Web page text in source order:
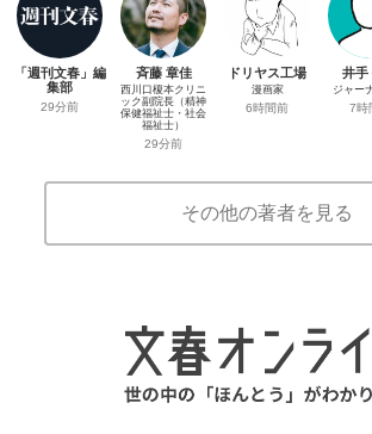
「週刊文春」編
集部
29分前
斉藤 章佳
西川口榎本クリニ
ック副院長（精神
保健福祉士・社会
福祉士）
29分前
ドリヤス工場
漫画家
6時間前
井手
ジャー
7時
その他の著者を見る